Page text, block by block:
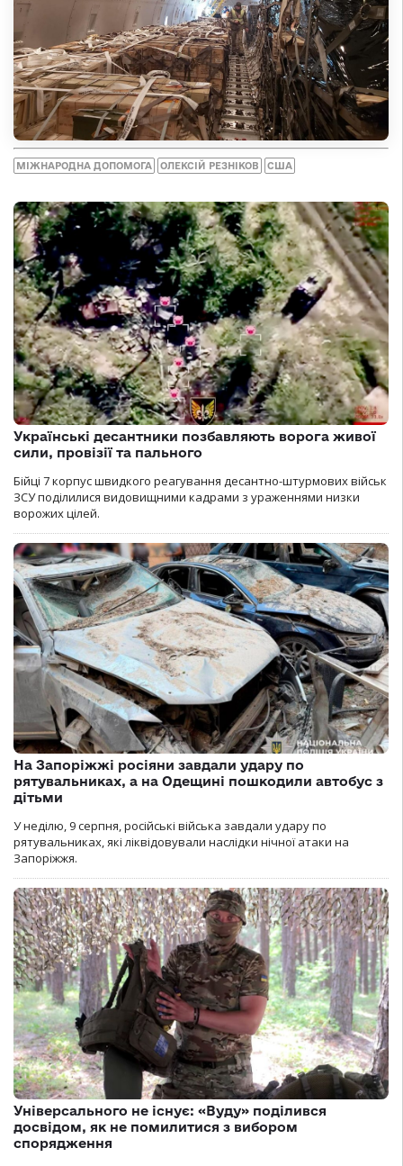
МІЖНАРОДНА ДОПОМОГА ОЛЕКСІЙ РЕЗНІКОВ США
Українські десантники позбавляють ворога живої
сили, провізії та пального
Бійці 7 корпус швидкого реагування десантно-штурмових військ
ЗСУ поділилися видовищними кадрами з ураженнями низки
ворожих цілей.
На Запоріжжі росіяни завдали удару по
рятувальниках, а на Одещині пошкодили автобус з
дітьми
У неділю, 9 серпня, російські війська завдали удару по
рятувальниках, які ліквідовували наслідки нічної атаки на
Запоріжжя.
Універсального не існує: «Вуду» поділився
досвідом, як не помилитися з вибором
спорядження